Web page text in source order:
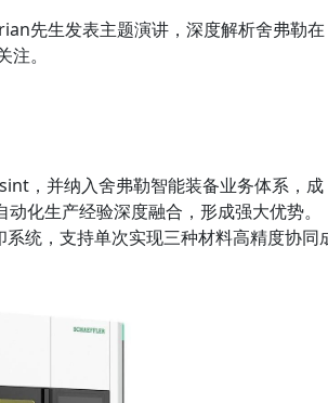
先生发表主题演讲，深度解析舍弗勒在
。
，并纳入舍弗勒智能装备业务体系，成
化生产经验深度融合，形成强大优势。
统，支持单次实现三种材料高精度协同